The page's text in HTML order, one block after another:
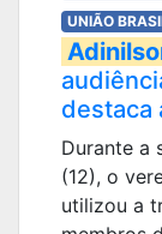
UNIÃO
destaca
Durante a
(12), o
utilizou a